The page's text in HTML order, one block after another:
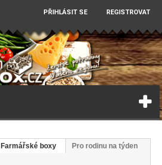
PŘIHLÁSIT SE REGISTROVAT
Farmářské boxy
Pro rodinu na týden